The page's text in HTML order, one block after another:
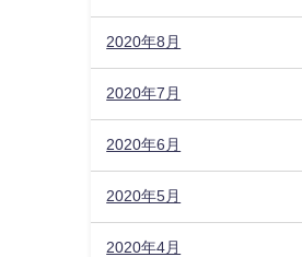
2020年8月
2020年7月
2020年6月
2020年5月
2020年4月